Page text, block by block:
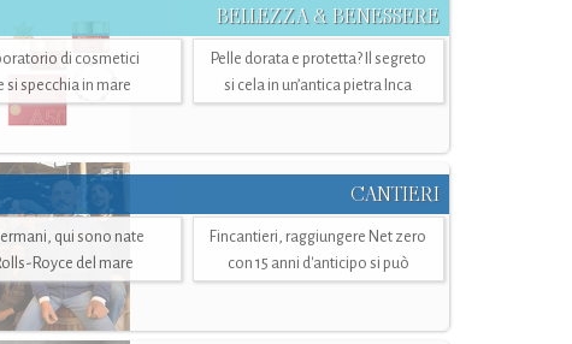
BELLEZZA & BENESSERE
di cosmetici
si specchia in mare
Pelle dorata e protetta? Il segreto
si cela in un’antica pietra Inca
CANTIERI
qui sono nate
Royce del mare
Fincantieri, raggiungere Net zero
con 15 anni d'anticipo si può